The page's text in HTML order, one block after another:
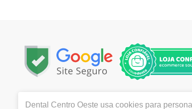
Copyright © 2022 | Todos os direitos
Dental Centro Oeste usa cookies para